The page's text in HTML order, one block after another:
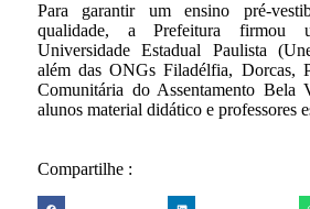
Para garantir um ensino pré-
qualidade, a Prefeitura firmou
Universidade Estadual Paulista
além das ONGs Filadélfia, Dorcas,
Comunitária do Assentamento Bela
alunos material didático e professores
Compartilhe :